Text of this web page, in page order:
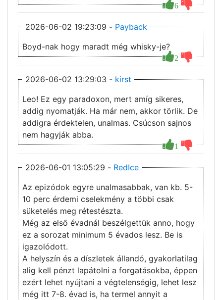
6
2026-06-02 19:23:09 - Payback
2
Boyd-nak hogy maradt még whisky-je?
2026-06-02 13:29:03 - kirst
1
Leo! Ez egy paradoxon, mert amíg sikeres,
addig nyomatják. Ha már nem, akkor törlik. De
addigra érdektelen, unalmas. Csúcson sajnos
nem hagyják abba.
2026-06-01 13:05:29 - RedIce
Az epizódok egyre unalmasabbak, van kb. 5-
10 perc érdemi cselekmény a többi csak
süketelés meg rétestészta.
Még az első évadnál beszélgettük anno, hogy
ez a sorozat minimum 5 évados lesz. Be is
igazolódott.
A helyszín és a díszletek állandó, gyakorlatilag
alig kell pénzt lapátolni a forgatásokba, éppen
ezért lehet nyújtani a végtelenségig, lehet lesz
még itt 7-8. évad is, ha termel annyit a